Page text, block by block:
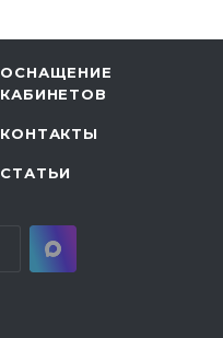
ОСНАЩЕНИЕ
КАБИНЕТОВ
КОНТАКТЫ
СТАТЬИ